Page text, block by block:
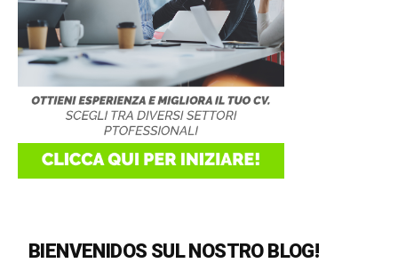
BIENVENIDOS SUL NOSTRO BLOG!